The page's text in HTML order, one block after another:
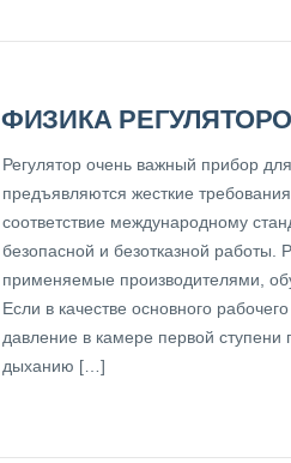
ФИЗИКА
Регулятор очень важный прибор
предъявляются жесткие
соответствие международному
безопасной и безотказной работы.
применяемые производителями,
Если в качестве основного
давление в камере первой
дыханию […]